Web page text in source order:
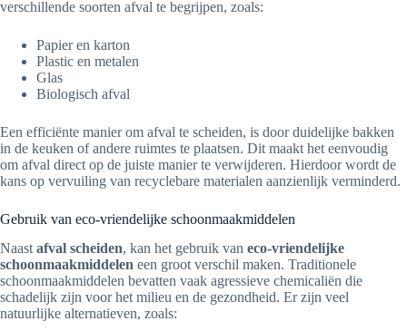
verschillende soorten afval te begrijpen, zoals:
Papier en karton
Plastic en metalen
Glas
Biologisch afval
Een efficiënte manier om afval te scheiden, is door duidelijke bakken
in de keuken of andere ruimtes te plaatsen. Dit maakt het eenvoudig
om afval direct op de juiste manier te verwijderen. Hierdoor wordt de
kans op vervuiling van recyclebare materialen aanzienlijk verminderd.
Gebruik van eco-vriendelijke schoonmaakmiddelen
Naast afval scheiden, kan het gebruik van eco-vriendelijke
schoonmaakmiddelen een groot verschil maken. Traditionele
schoonmaakmiddelen bevatten vaak agressieve chemicaliën die
schadelijk zijn voor het milieu en de gezondheid. Er zijn veel
natuurlijke alternatieven, zoals: